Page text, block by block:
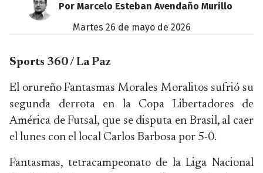
Por Marcelo Esteban Avendaño Murillo
martes 26 de mayo de 2026
Sports 360 / La Paz
El orureño Fantasmas Morales Moralitos sufrió su
segunda derrota en la Copa Libertadores de
América de Futsal, que se disputa en Brasil, al caer
el lunes con el local Carlos Barbosa por 5-0.
Fantasmas, tetracampeonato de la Liga Nacional